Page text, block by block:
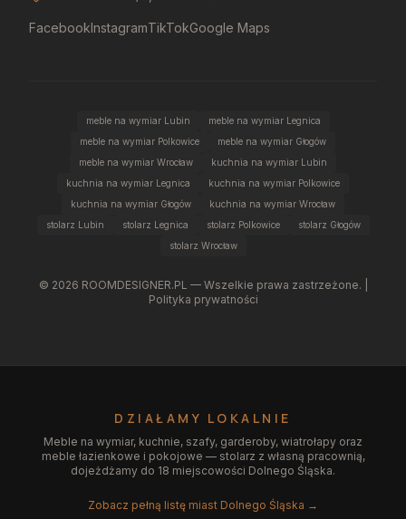
FacebookInstagramTikTokGoogle Maps
meble na wymiar Lubin
meble na wymiar Legnica
meble na wymiar Polkowice
meble na wymiar Głogów
meble na wymiar Wrocław
kuchnia na wymiar Lubin
kuchnia na wymiar Legnica
kuchnia na wymiar Polkowice
kuchnia na wymiar Głogów
kuchnia na wymiar Wrocław
stolarz Lubin
stolarz Legnica stolarz Polkowice
stolarz Głogów
stolarz Wrocław
© 2026 ROOMDESIGNER.PL — Wszelkie prawa zastrzeżone. |
Polityka prywatności
DZIAŁAMY LOKALNIE
Meble na wymiar, kuchnie, szafy, garderoby, wiatrołapy oraz
meble łazienkowe i pokojowe — stolarz z własną pracownią,
dojeżdżamy do 18 miejscowości Dolnego Śląska.
Zobacz pełną listę miast Dolnego Śląska →